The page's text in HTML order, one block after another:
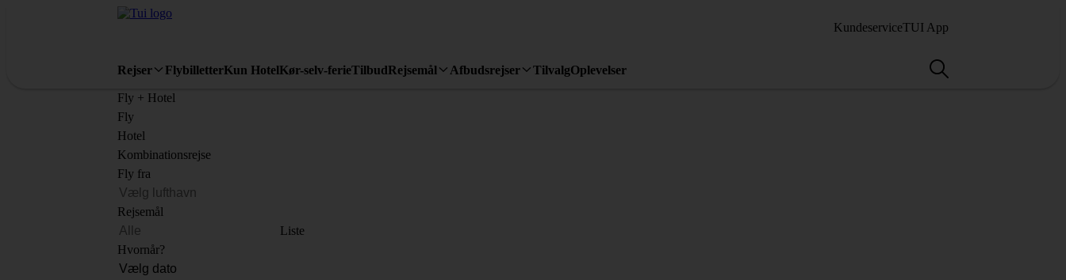
KundeserviceTUI App
Rejser FlybilletterKun HotelKør-selv-ferieTilbudRejsemål Afbudsrejser TilvalgOplevelser
Fly + Hotel
Fly
Hotel
Kombinationsrejse
Fly fra
Rejsemål
Liste
Hvornår?